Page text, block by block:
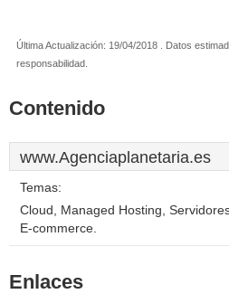
Última Actualización: 19/04/2018 . Datos
responsabilidad.
Contenido
www.Agenciaplanetaria.es
Temas:
Cloud, Managed Hosting,
E-commerce.
Enlaces